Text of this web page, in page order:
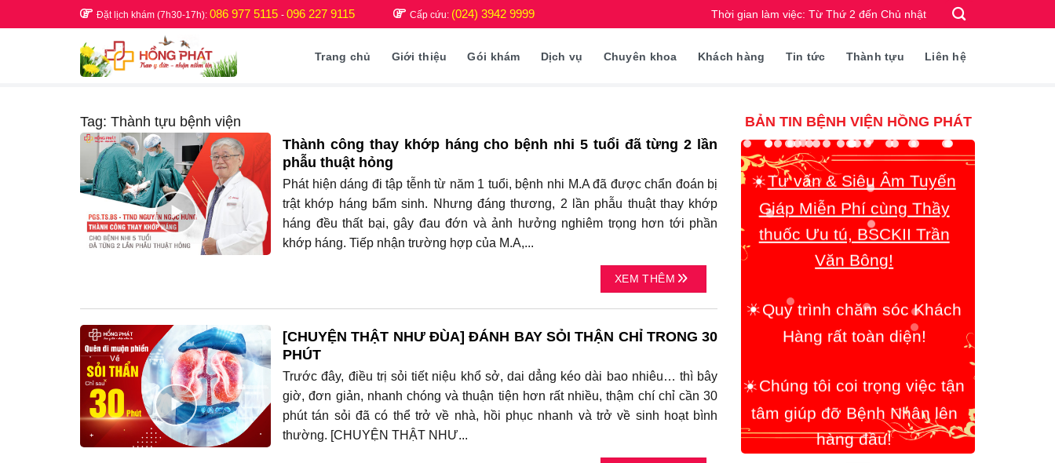
to
Đặt lịch khám (7h30-17h): 086 977 5115 - 096 227 9115 Cấp cứu: (024) 3942 9999 Thời gian làm việc: Từ Thứ 2 đến Chủ nhật
Trang chủ Giới thiệu Gói khám Dịch vụ Chuyên khoa Khách hàng Tin tức Thành tựu Liên hệ
Tag: Thành tựu bệnh viện
Thành công thay khớp háng cho bệnh nhi 5 tuổi đã từng 2 lần
phẫu thuật hỏng
Phát hiện dáng đi tập tễnh từ năm 1 tuổi, bệnh nhi M.A đã được chẩn đoán bị
trật khớp háng bẩm sinh. Nhưng đáng thương, 2 lần phẫu thuật thay khớp
háng đều thất bại, gây đau đớn và ảnh hưởng nghiêm trọng hơn tới phần
khớp háng. Tiếp nhận trường hợp của M.A,...
XEM THÊM
[CHUYỆN THẬT NHƯ ĐÙA] ĐÁNH BAY SỎI THẬN CHỈ TRONG 30
PHÚT
Trước đây, điều trị sỏi tiết niệu khổ sở, dai dẳng kéo dài bao nhiêu… thì bây
giờ, đơn giản, nhanh chóng và thuận tiện hơn rất nhiều, thậm chí chỉ cần 30
phút tán sỏi đã có thể trở về nhà, hồi phục nhanh và trở về sinh hoạt bình
thường. [CHUYỆN THẬT NHƯ...
BẢN TIN BỆNH VIỆN HỒNG PHÁT
☀️Tư vấn & Siêu Âm Tuyến
Giáp Miễn Phí cùng Thầy
thuốc Ưu tú, BSCKII Trần
Văn Bông!
Quy trình chăm sóc Khách
Hàng rất toàn diện!
Chúng tôi coi trọng việc tận
hàng đầu!